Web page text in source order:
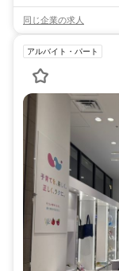
同じ企業の求人
アルバイト・パート